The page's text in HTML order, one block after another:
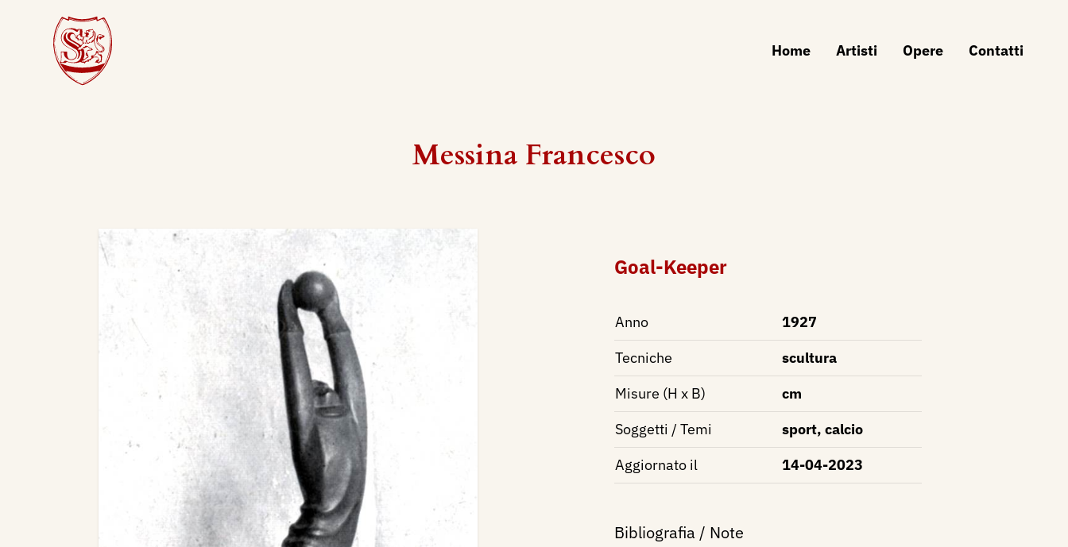
Home Artisti Opere Contatti
Messina Francesco
Goal-Keeper
Anno
1927
Tecniche
scultura
Misure (H x B)
cm
Soggetti / Temi
sport, calcio
Aggiornato il
14-04-2023
Bibliografia / Note